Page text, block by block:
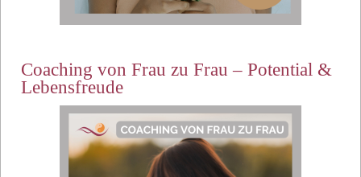
Coaching von Frau zu Frau – Potential &
Lebensfreude